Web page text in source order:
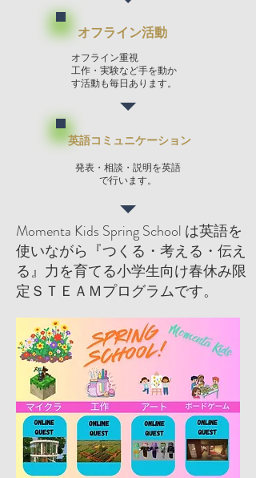
オフライン活動
オフライン重視
工作・実験など手を動か
す活動も毎日あります。
英語コミュニケーション
発表・相談・説明を英語
で行います。
Momenta Kids Spring School は英語を
使いながら『つくる・考える・伝え
る』力を育てる小学生向け春休み限
定ＳＴＥＡＭプログラムです。